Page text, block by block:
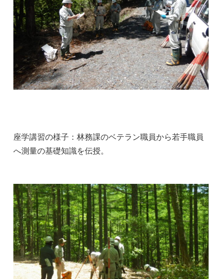
座学講習の様子：林務課のベテラン職員から若手職員
へ測量の基礎知識を伝授。